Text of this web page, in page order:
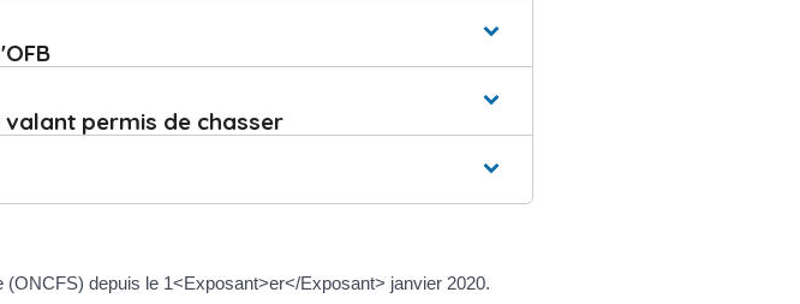
permis de chasser
depuis le 1<Exposant>er</Exposant> janvier 2020.